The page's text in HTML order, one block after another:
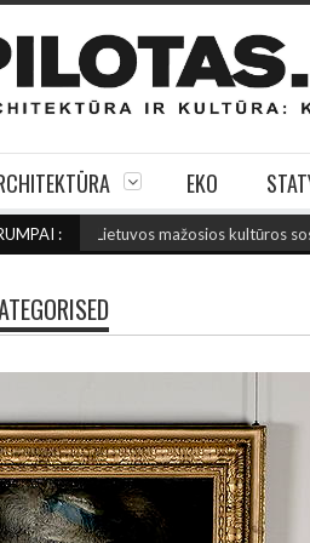
EKO
:
Lietuvos mažosios kultūros sostinės